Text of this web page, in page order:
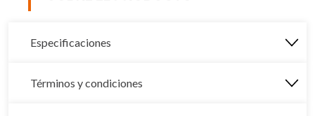
Especificaciones
Términos y condiciones